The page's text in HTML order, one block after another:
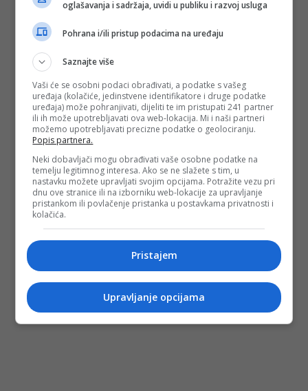
oglašavanja i sadržaja, uvidi u publiku i razvoj usluga
Pohrana i/ili pristup podacima na uređaju
Saznajte više
Vaši će se osobni podaci obrađivati, a podatke s vašeg
uređaja (kolačiće, jedinstvene identifikatore i druge podatke
uređaja) može pohranjivati, dijeliti te im pristupati 241 partner
ili ih može upotrebljavati ova web-lokacija. Mi i naši partneri
možemo upotrebljavati precizne podatke o geolociranju.
Popis partnera.
Neki dobavljači mogu obrađivati vaše osobne podatke na
temelju legitimnog interesa. Ako se ne slažete s tim, u
nastavku možete upravljati svojim opcijama. Potražite vezu pri
dnu ove stranice ili na izborniku web-lokacije za upravljanje
pristankom ili povlačenje pristanka u postavkama privatnosti i
kolačića.
Pristajem
Upravljanje opcijama